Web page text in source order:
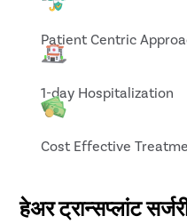
Patient Centric
1-day Hospitalization
Cost Effective
हेअर ट्रान्सप्लांट